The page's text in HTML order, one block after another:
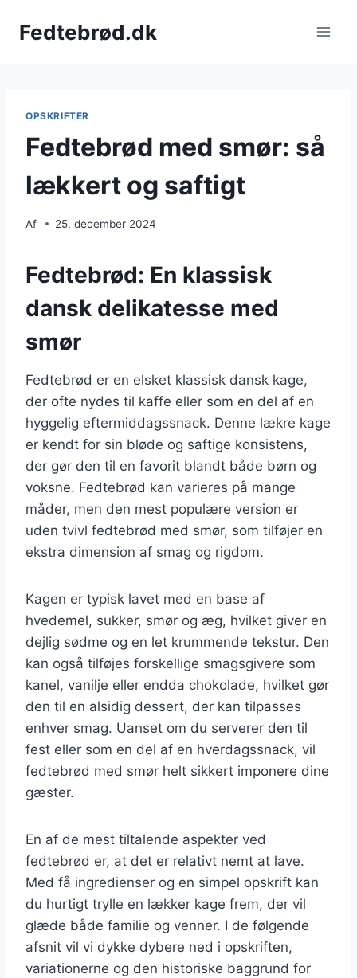
Fedtebrød.dk
OPSKRIFTER
Fedtebrød med smør: så
lækkert og saftigt
Af 25. december 2024
Fedtebrød: En klassisk
dansk delikatesse med
smør
Fedtebrød er en elsket klassisk dansk kage,
der ofte nydes til kaffe eller som en del af en
hyggelig eftermiddagssnack. Denne lækre kage
er kendt for sin bløde og saftige konsistens,
der gør den til en favorit blandt både børn og
voksne. Fedtebrød kan varieres på mange
måder, men den mest populære version er
uden tvivl fedtebrød med smør, som tilføjer en
ekstra dimension af smag og rigdom.
Kagen er typisk lavet med en base af
hvedemel, sukker, smør og æg, hvilket giver en
dejlig sødme og en let krummende tekstur. Den
kan også tilføjes forskellige smagsgivere som
kanel, vanilje eller endda chokolade, hvilket gør
den til en alsidig dessert, der kan tilpasses
enhver smag. Uanset om du serverer den til
fest eller som en del af en hverdagssnack, vil
fedtebrød med smør helt sikkert imponere dine
gæster.
En af de mest tiltalende aspekter ved
fedtebrød er, at det er relativt nemt at lave.
Med få ingredienser og en simpel opskrift kan
du hurtigt trylle en lækker kage frem, der vil
glæde både familie og venner. I de følgende
afsnit vil vi dykke dybere ned i opskriften,
variationerne og den historiske baggrund for